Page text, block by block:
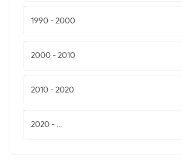
1990 - 2000
2000 - 2010
2010 - 2020
2020 - ...